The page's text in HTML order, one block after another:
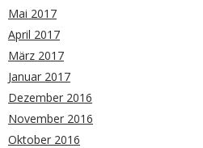
Mai 2017
April 2017
März 2017
Januar 2017
Dezember 2016
November 2016
Oktober 2016